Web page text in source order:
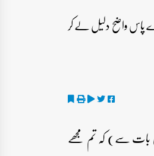
پاس واضح دلیل لے کر
بات سے) کہ تم مجھے